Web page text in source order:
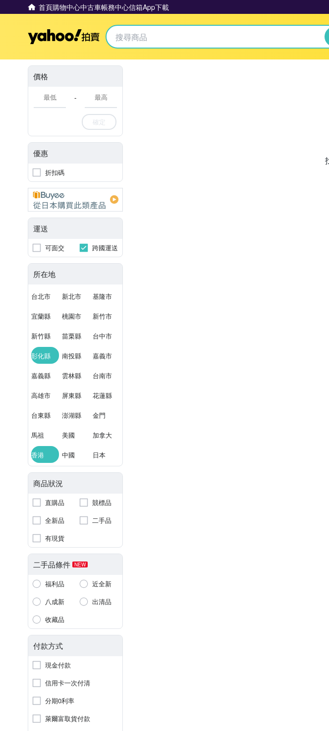
首頁購物中心中古車帳務中心信箱App下載
Yahoo拍賣
價格
-
確定
優惠
折扣碼
運送
可面交 跨國運送
所在地
台北市 新北市 基隆市
宜蘭縣 桃園市 新竹市
新竹縣 苗栗縣 台中市
彰化縣 南投縣 嘉義市
嘉義縣 雲林縣 台南市
高雄市 屏東縣 花蓮縣
台東縣 澎湖縣 金門
馬祖 美國 加拿大
香港 中國 日本
商品狀況
直購品
競標品
全新品
二手品
有現貨
二手品條件 NEW
福利品
近全新
八成新
出清品
收藏品
付款方式
現金付款
信用卡一次付清
分期0利率
萊爾富取貨付款